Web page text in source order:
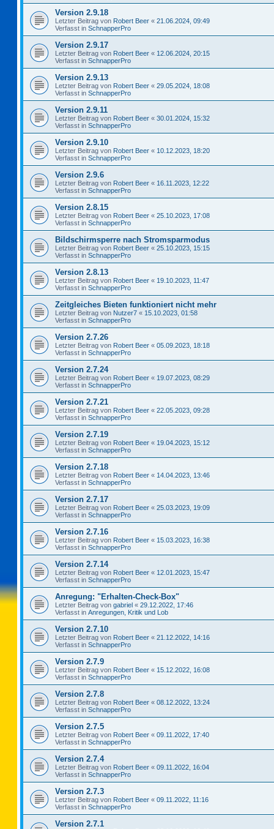
Version 2.9.18
Letzter Beitrag von Robert Beer « 21.06.2024, 09:49
Verfasst in SchnapperPro
Version 2.9.17
Letzter Beitrag von Robert Beer « 12.06.2024, 20:15
Verfasst in SchnapperPro
Version 2.9.13
Letzter Beitrag von Robert Beer « 29.05.2024, 18:08
Verfasst in SchnapperPro
Version 2.9.11
Letzter Beitrag von Robert Beer « 30.01.2024, 15:32
Verfasst in SchnapperPro
Version 2.9.10
Letzter Beitrag von Robert Beer « 10.12.2023, 18:20
Verfasst in SchnapperPro
Version 2.9.6
Letzter Beitrag von Robert Beer « 16.11.2023, 12:22
Verfasst in SchnapperPro
Version 2.8.15
Letzter Beitrag von Robert Beer « 25.10.2023, 17:08
Verfasst in SchnapperPro
Bildschirmsperre nach Stromsparmodus
Letzter Beitrag von Robert Beer « 25.10.2023, 15:15
Verfasst in SchnapperPro
Version 2.8.13
Letzter Beitrag von Robert Beer « 19.10.2023, 11:47
Verfasst in SchnapperPro
Zeitgleiches Bieten funktioniert nicht mehr
Letzter Beitrag von Nutzer7 « 15.10.2023, 01:58
Verfasst in SchnapperPro
Version 2.7.26
Letzter Beitrag von Robert Beer « 05.09.2023, 18:18
Verfasst in SchnapperPro
Version 2.7.24
Letzter Beitrag von Robert Beer « 19.07.2023, 08:29
Verfasst in SchnapperPro
Version 2.7.21
Letzter Beitrag von Robert Beer « 22.05.2023, 09:28
Verfasst in SchnapperPro
Version 2.7.19
Letzter Beitrag von Robert Beer « 19.04.2023, 15:12
Verfasst in SchnapperPro
Version 2.7.18
Letzter Beitrag von Robert Beer « 14.04.2023, 13:46
Verfasst in SchnapperPro
Version 2.7.17
Letzter Beitrag von Robert Beer « 25.03.2023, 19:09
Verfasst in SchnapperPro
Version 2.7.16
Letzter Beitrag von Robert Beer « 15.03.2023, 16:38
Verfasst in SchnapperPro
Version 2.7.14
Letzter Beitrag von Robert Beer « 12.01.2023, 15:47
Verfasst in SchnapperPro
Anregung: "Erhalten-Check-Box"
Letzter Beitrag von gabriel « 29.12.2022, 17:46
Verfasst in Anregungen, Kritik und Lob
Version 2.7.10
Letzter Beitrag von Robert Beer « 21.12.2022, 14:16
Verfasst in SchnapperPro
Version 2.7.9
Letzter Beitrag von Robert Beer « 15.12.2022, 16:08
Verfasst in SchnapperPro
Version 2.7.8
Letzter Beitrag von Robert Beer « 08.12.2022, 13:24
Verfasst in SchnapperPro
Version 2.7.5
Letzter Beitrag von Robert Beer « 09.11.2022, 17:40
Verfasst in SchnapperPro
Version 2.7.4
Letzter Beitrag von Robert Beer « 09.11.2022, 16:04
Verfasst in SchnapperPro
Version 2.7.3
Letzter Beitrag von Robert Beer « 09.11.2022, 11:16
Verfasst in SchnapperPro
Version 2.7.1